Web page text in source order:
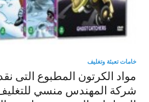
خامات تعبئة وتغليف
مواد الكرتون المطبوع التى
شركة المهندس منسي